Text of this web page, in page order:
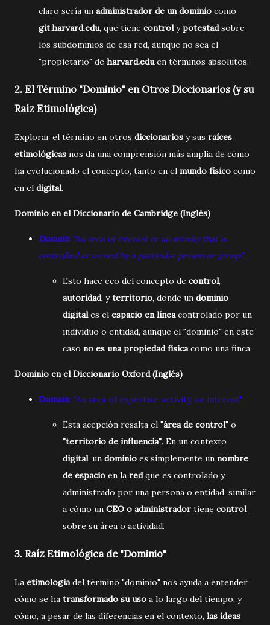
claro sería un administrador de un dominio como
git.harvard.edu, que tiene controlypotestadsobre
los subdominios de esa red, aunque no sea el
"propietario" de harvard.eduen términos absolutos.
2. El Término "Dominio" en Otros Diccionarios (y su
Raíz Etimológica)
Explorar el término en otros diccionarios y sus raíces
etimológicas nos da una comprensión más amplia de cómo
ha evolucionado el concepto, tanto en el mundo físico como
en el digital.
Dominio en el Diccionario de Cambridge (Inglés)
Domain: "An area of interest or an activity that is
controlled or owned by a particular person or group".
Esto hace eco del concepto de control,
autoridad, yterritorio, donde un dominio
digitales el espacio en líneacontrolado por un
individuo o entidad, aunque el "dominio" en este
caso no es una propiedad físicacomo una finca.
Dominio en el Diccionario Oxford (Inglés)
Domain: "An area of expertise, activity, or interest".
Esta acepción resalta el "área de control" o
"territorio de influencia". En un contexto
digital, un dominio es simplemente un nombre
de espacio en la redque es controlado y
administrado por una persona o entidad, similar
a cómo un CEO o administrador tiene control
sobre su área o actividad.
3. Raíz Etimológica de "Dominio"
La etimología del término "dominio" nos ayuda a entender
cómo se ha transformado su uso a lo largo del tiempo, y
cómo, a pesar de las diferencias en el contexto, las ideas